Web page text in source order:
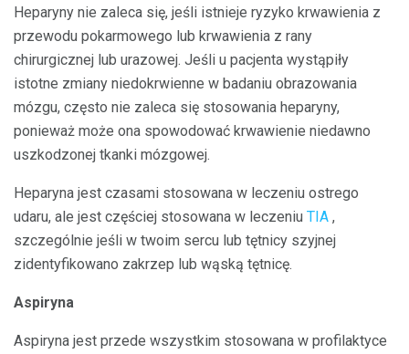
Heparyny nie zaleca się, jeśli istnieje ryzyko krwawienia z
przewodu pokarmowego lub krwawienia z rany
chirurgicznej lub urazowej. Jeśli u pacjenta wystąpiły
istotne zmiany niedokrwienne w badaniu obrazowania
mózgu, często nie zaleca się stosowania heparyny,
ponieważ może ona spowodować krwawienie niedawno
uszkodzonej tkanki mózgowej.
Heparyna jest czasami stosowana w leczeniu ostrego
udaru, ale jest częściej stosowana w leczeniu TIA ,
szczególnie jeśli w twoim sercu lub tętnicy szyjnej
zidentyfikowano zakrzep lub wąską tętnicę.
Aspiryna
Aspiryna jest przede wszystkim stosowana w profilaktyce